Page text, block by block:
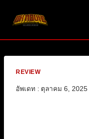
REVIEW
อัพเดท : ตุลาคม 6, 2025